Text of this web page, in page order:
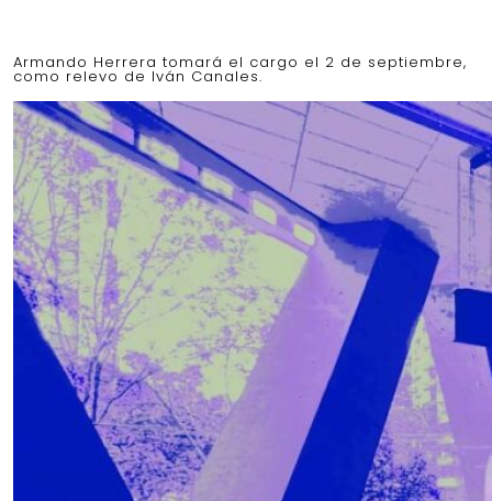
Armando Herrera tomará el cargo el 2 de septiembre,
como relevo de Iván Canales.